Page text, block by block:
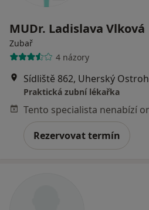
MUDr. Ladislava Vlková
Zubař
4 názory
Sídliště 862, Uherský Ostroh
Praktická zubní lékařka
Rezervovat termín